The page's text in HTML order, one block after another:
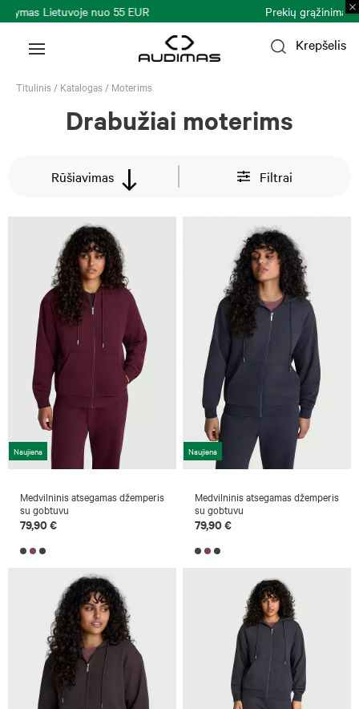
Prekių grąžinimas per 30 k. d. Plačiau >
Krepšelis
Titulinis / Katalogas / Moterims
Drabužiai moterims
Rūšiavimas Filtrai
Naujiena
Medvilninis atsegamas džemperis
su gobtuvu
79,90 €
Naujiena
Medvilninis atsegamas džemperis
su gobtuvu
79,90 €